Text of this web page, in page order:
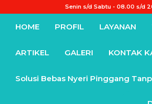
Senin s/d Sabtu - 08.00 s/d
HOME PROFIL LAYANAN
ARTIKEL GALERI KONTAK
Solusi Bebas Nyeri Pinggang